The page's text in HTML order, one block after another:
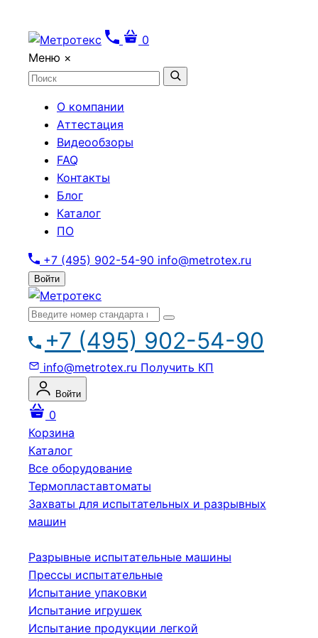
0
Меню ×
О компании
Аттестация
Видеообзоры
FAQ
Контакты
Блог
Каталог
ПО
+7 (495) 902-54-90 info@metrotex.ru
Войти
+7 (495) 902-54-90
info@metrotex.ru Получить КП
Войти
0
Корзина
Каталог
Все оборудование
Термопластавтоматы
Захваты для испытательных и разрывных
машин
Разрывные испытательные машины
Прессы испытательные
Испытание упаковки
Испытание игрушек
Испытание продукции легкой